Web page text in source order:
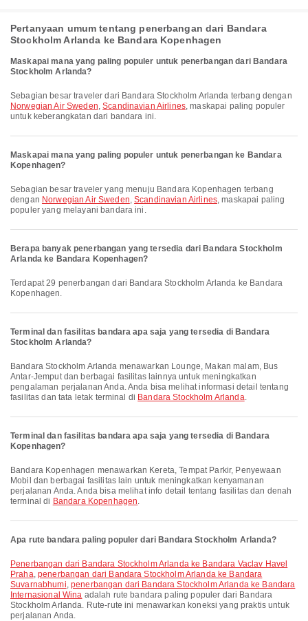
Pertanyaan umum tentang penerbangan dari Bandara
Stockholm Arlanda ke Bandara Kopenhagen
Maskapai mana yang paling populer untuk penerbangan dari Bandara
Stockholm Arlanda?
Sebagian besar traveler dari Bandara Stockholm Arlanda terbang dengan
Norwegian Air Sweden,Scandinavian Airlines, maskapai paling populer
untuk keberangkatan dari bandara ini.
Maskapai mana yang paling populer untuk penerbangan ke Bandara
Kopenhagen?
Sebagian besar traveler yang menuju Bandara Kopenhagen terbang
dengan Norwegian Air Sweden,Scandinavian Airlines, maskapai paling
populer yang melayani bandara ini.
Berapa banyak penerbangan yang tersedia dari Bandara Stockholm
Arlanda ke Bandara Kopenhagen?
Terdapat 29 penerbangan dari Bandara Stockholm Arlanda ke Bandara
Kopenhagen.
Terminal dan fasilitas bandara apa saja yang tersedia di Bandara
Stockholm Arlanda?
Bandara Stockholm Arlanda menawarkan Lounge, Makan malam, Bus
Antar-Jemput dan berbagai fasilitas lainnya untuk meningkatkan
pengalaman perjalanan Anda. Anda bisa melihat informasi detail tentang
fasilitas dan tata letak terminal di Bandara Stockholm Arlanda.
Terminal dan fasilitas bandara apa saja yang tersedia di Bandara
Kopenhagen?
Bandara Kopenhagen menawarkan Kereta, Tempat Parkir, Penyewaan
Mobil dan berbagai fasilitas lain untuk meningkatkan kenyamanan
perjalanan Anda. Anda bisa melihat info detail tentang fasilitas dan denah
terminal di Bandara Kopenhagen.
Apa rute bandara paling populer dari Bandara Stockholm Arlanda?
penerbangan dari Bandara Stockholm Arlanda ke Bandara Vaclav Havel
Praha, penerbangan dari Bandara Stockholm Arlanda ke Bandara
Suvarnabhumi, penerbangan dari Bandara Stockholm Arlanda ke Bandara
Internasional Wina adalah rute bandara paling populer dari Bandara
Stockholm Arlanda. Rute-rute ini menawarkan koneksi yang praktis untuk
perjalanan Anda.